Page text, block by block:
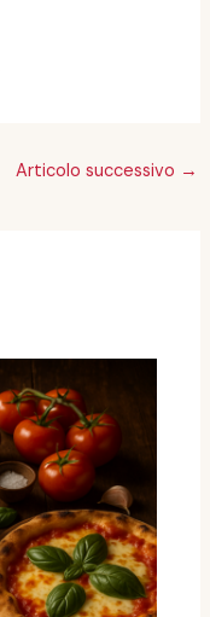
Articolo successivo →